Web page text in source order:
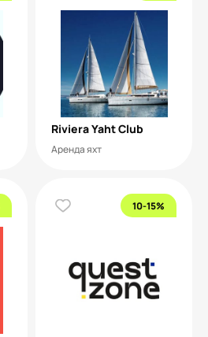
Riviera Yaht Club
Аренда яхт
10-15%